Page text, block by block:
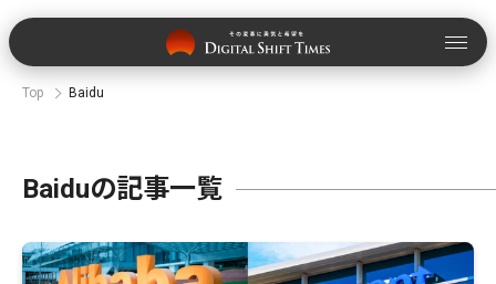
Top Baidu
Baiduの記事一覧